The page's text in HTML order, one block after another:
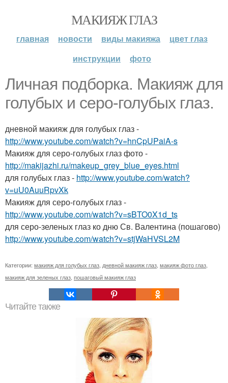
МАКИЯЖ ГЛАЗ
главная новости виды макияжа
цвет глаз
инструкции
фото
Личная подборка. Макияж для
голубых и серо-голубых глаз.
дневной макияж для голубых глаз -
http://www.youtube.com/watch?v=hnCpUPaiA-s
Макияж для серо-голубых глаз фото -
http://makijazhi.ru/makeup_grey_blue_eyes.html
для голубых глаз - http://www.youtube.com/watch?
v=uU0AuuRpvXk
Макияж для серо-голубых глаз -
http://www.youtube.com/watch?v=sBTO0X1d_ts
для серо-зеленых глаз ко дню Св. Валентина (пошагово)
http://www.youtube.com/watch?v=stjWaHVSL2M
Категории: макияж для голубых глаз дневной макияж глаз макияж фото глаз
макияж для зеленых глаз пошаговый макияж глаз
Читайте также